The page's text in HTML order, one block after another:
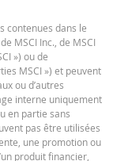
1,49
1,4
1,51
PDF
contenues dans le
MSCI Inc., de MSCI
») ou de
MSCI ») et peuvent
ou d’autres
interne uniquement
en partie sans
pas être utilisées
une promotion ou
produit financier,